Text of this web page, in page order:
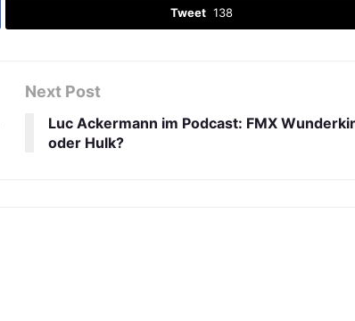
Tweet 138
Next Post
Luc Ackermann im Podcast: FMX
oder Hulk?